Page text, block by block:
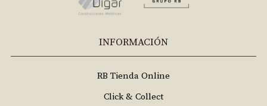
INFORMACIÓN
RB Tienda Online
Click & Collect